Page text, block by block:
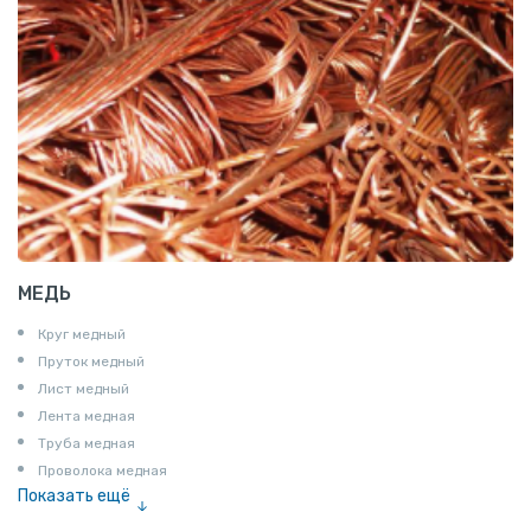
МЕДЬ
Круг медный
Пруток медный
Лист медный
Лента медная
Труба медная
Проволока медная
Показать ещё